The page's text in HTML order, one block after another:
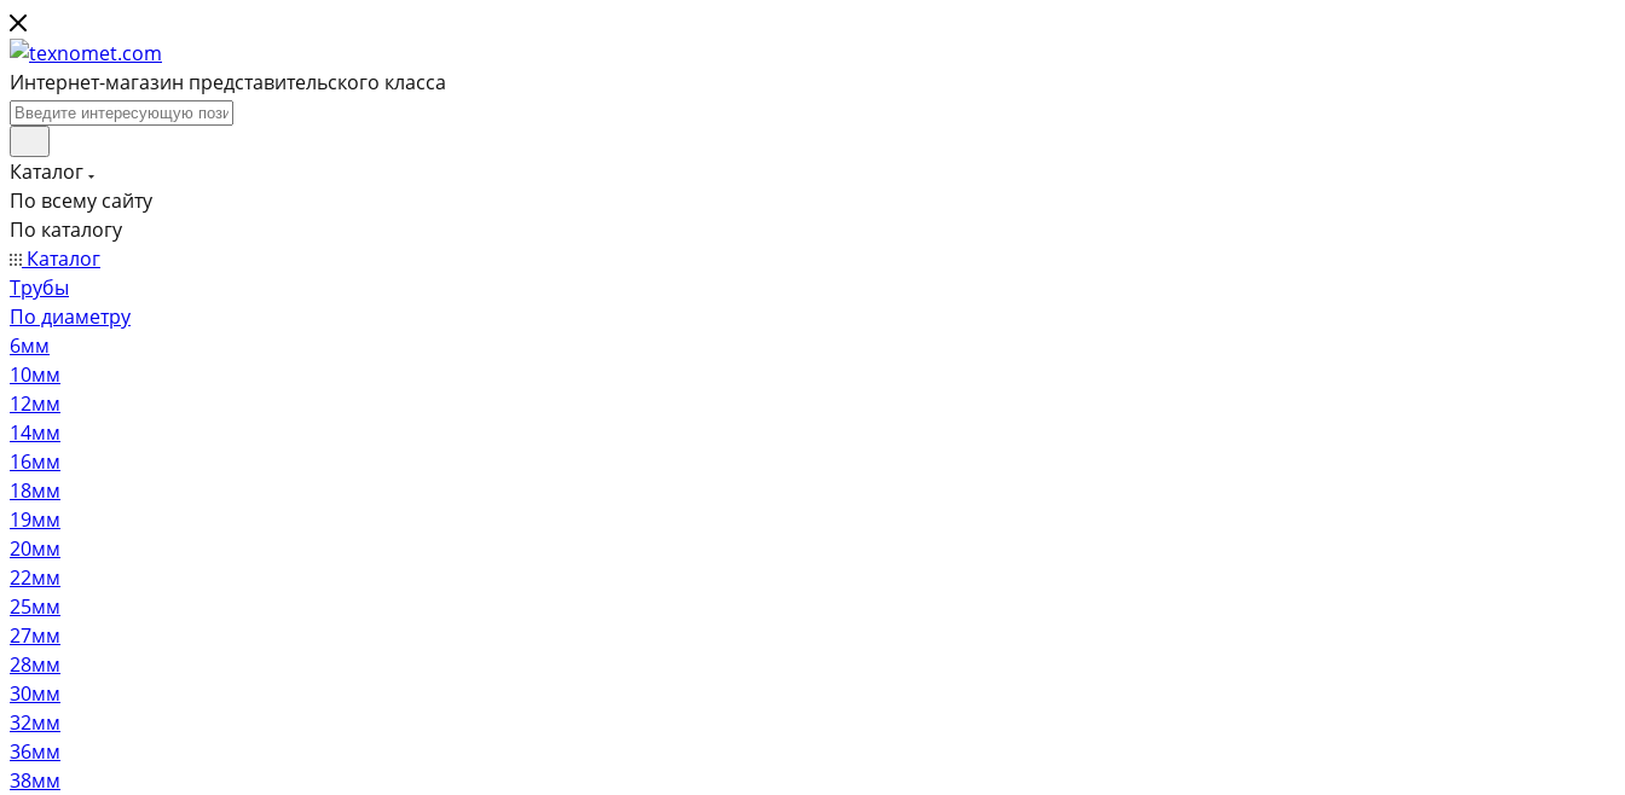
Интернет-магазин представительского класса
Каталог
По всему сайту
По каталогу
Каталог
Трубы
По диаметру
6мм
10мм
12мм
14мм
16мм
18мм
19мм
20мм
22мм
25мм
27мм
28мм
30мм
32мм
36мм
38мм